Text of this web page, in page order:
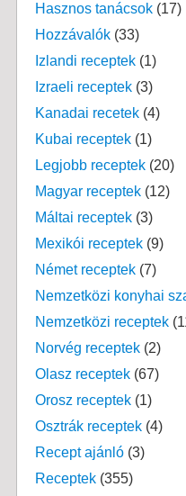
Hasznos tanácsok(17)
Hozzávalók(33)
Izlandi receptek(1)
Izraeli receptek(3)
Kanadai recetek(4)
Kubai receptek(1)
Legjobb receptek(20)
Magyar receptek(12)
Máltai receptek(3)
Mexikói receptek(9)
Német receptek(7)
Nemzetközi konyhai
Nemzetközi receptek
Norvég receptek(2)
Olasz receptek(67)
Orosz receptek(1)
Osztrák receptek(4)
Recept ajánló(3)
Receptek(355)